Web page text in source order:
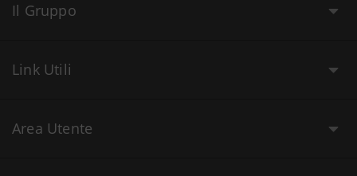
Il Gruppo
Link Utili
Area Utente